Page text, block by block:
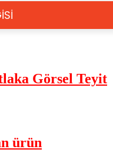
Görsel Teyit
ürün